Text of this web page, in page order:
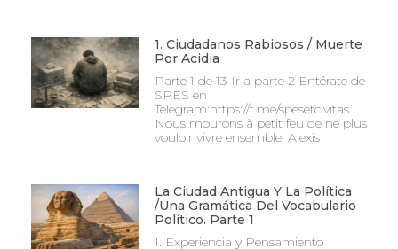
1. Ciudadanos Rabiosos / Muerte
Por Acidia
Parte 1 de 13 Ir a parte 2 Entérate de
SPES en
Telegram:https://t.me/spesetcivitas
Nous mourons à petit feu de ne plus
vouloir vivre ensemble. Alexis
La Ciudad Antigua Y La Política
/Una Gramática Del Vocabulario
Político. Parte 1
I. Experiencia y Pensamiento